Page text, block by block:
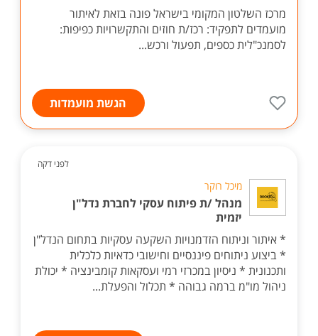
מרכז השלטון המקומי בישראל פונה בזאת לאיתור
מועמדים לתפקיד: רכז/ת חוזים והתקשרויות כפיפות:
לסמנכ"לית כספים, תפעול ורכש...
הגשת מועמדות
לפני דקה
מיכל רוקר
מנהל /ת פיתוח עסקי לחברת נדל"ן
יזמית
* איתור וניתוח הזדמנויות השקעה עסקיות בתחום הנדל"ן
* ביצוע ניתוחים פיננסיים וחישובי כדאיות כלכלית
ותכנונית * ניסיון במכרזי רמי ועסקאות קומבינציה * יכולת
ניהול מו"מ ברמה גבוהה * תכלול והפעלת...